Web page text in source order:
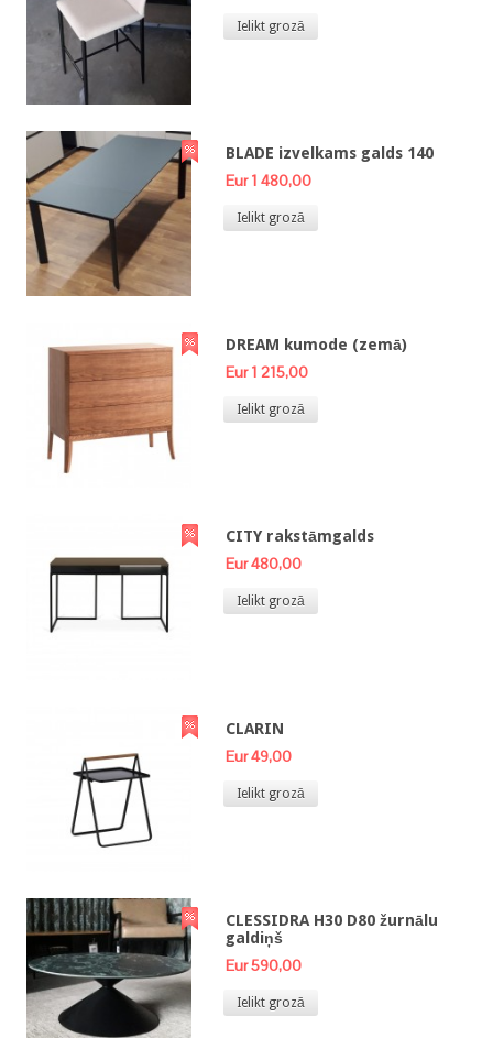
Ielikt grozā
BLADE izvelkams galds 140
Eur 1 480,00
Ielikt grozā
DREAM kumode (zemā)
Eur 1 215,00
Ielikt grozā
CITY rakstāmgalds
Eur 480,00
Ielikt grozā
CLARIN
Eur 49,00
Ielikt grozā
CLESSIDRA H30 D80 žurnālu
galdiņš
Eur 590,00
Ielikt grozā